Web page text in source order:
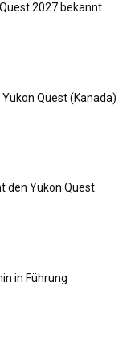
2027 bekannt
Quest (Kanada)
den Yukon Quest
in Führung